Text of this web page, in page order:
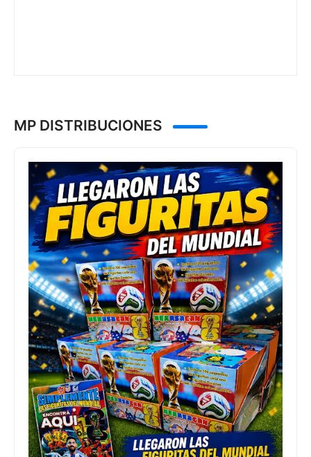
MP DISTRIBUCIONES